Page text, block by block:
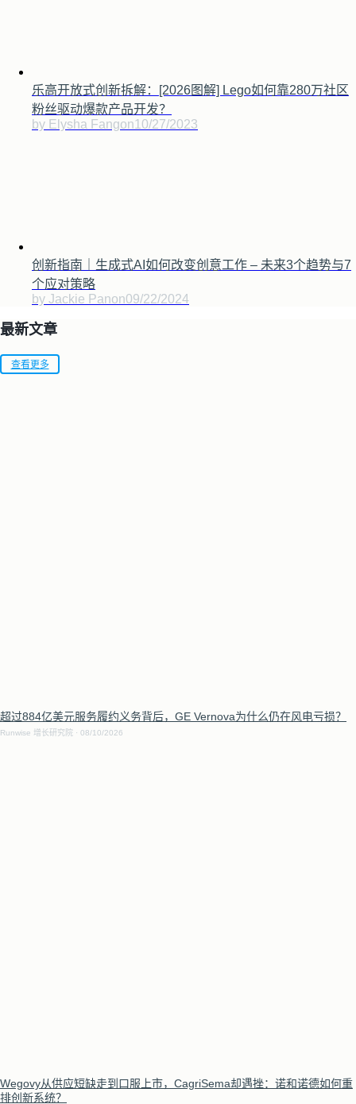
乐高开放式创新拆解：[2026图解] Lego如何靠280万社区
粉丝驱动爆款产品开发？
by Elysha Fangon10/27/2023
创新指南｜生成式AI如何改变创意工作 – 未来3个趋势与7
个应对策略
by Jackie Panon09/22/2024
最新文章
查看更多
超过884亿美元服务履约义务背后，GE Vernova为什么仍在风电亏损？
Runwise 增长研究院 08/10/2026
Wegovy从供应短缺走到口服上市，CagriSema却遇挫：诺和诺德如何重
排创新系统？